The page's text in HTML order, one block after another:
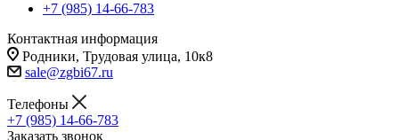
+7 (985) 14-66-783
Контактная информация
Родники, Трудовая улица, 10к8
sale@zgbi67.ru
Телефоны
+7 (985) 14-66-783
Заказать звонок